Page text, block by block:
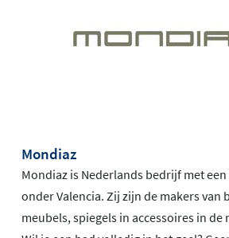
Mondiaz
Mondiaz is Nederlands bedrijf met
onder Valencia. Zij zijn de makers van
meubels, spiegels in accessoires in